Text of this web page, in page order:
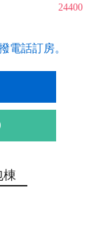
24400
電話訂房。
棟